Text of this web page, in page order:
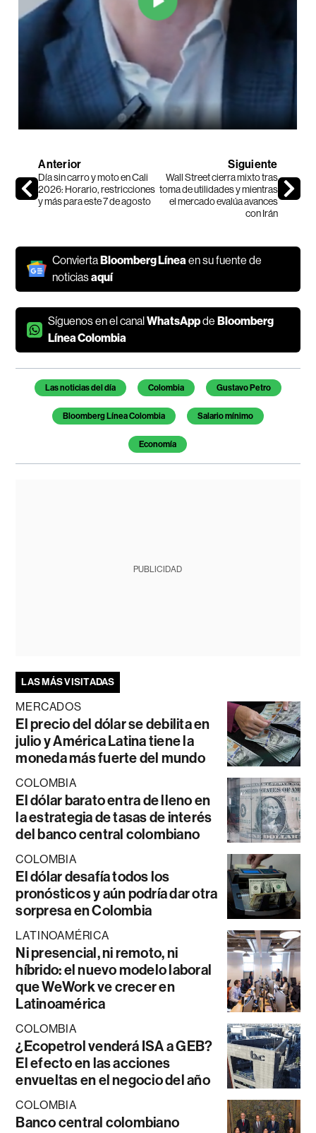
Anterior
Día sin carro y moto en Cali
2026: Horario, restricciones
y más para este 7 de agosto
Siguiente
Wall Street cierra mixto tras
toma de utilidades y mientras
el mercado evalúa avances
con Irán
ConviertaBloomberg Línea en su fuente de
noticiasaquí
Síguenos en el canalWhatsAppdeBloomberg
Línea Colombia
Temas de este artículo
Las noticias del día Colombia Gustavo Petro
Bloomberg Línea Colombia Salario mínimo
Economía
PUBLICIDAD
LAS MÁS VISITADAS
MERCADOS
El precio del dólar se debilita en
julio y América Latina tiene la
moneda más fuerte del mundo
COLOMBIA
El dólar barato entra de lleno en
la estrategia de tasas de interés
del banco central colombiano
COLOMBIA
El dólar desafía todos los
pronósticos y aún podría dar otra
sorpresa en Colombia
LATINOAMÉRICA
Ni presencial, ni remoto, ni
híbrido: el nuevo modelo laboral
que WeWork ve crecer en
Latinoamérica
COLOMBIA
¿Ecopetrol venderá ISA a GEB?
El efecto en las acciones
envueltas en el negocio del año
COLOMBIA
Banco central colombiano